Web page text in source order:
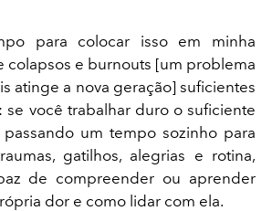
para colocar isso em minha
colapsos e burnouts [um problema
atinge a nova geração] suficientes
se você trabalhar duro o suficiente
um tempo sozinho para
gatilhos, alegrias e rotina,
de compreender ou aprender
dor e como lidar com ela.